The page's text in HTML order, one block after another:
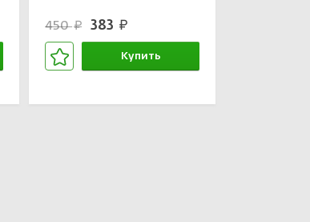
450руб. 383 руб.
Купить